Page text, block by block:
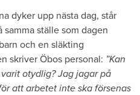
dyker upp nästa dag, står
ställe som dagen
och en släkting
skriver Öbos personal: ”Kan
otydlig? Jag jagar på
att arbetet inte ska försenas